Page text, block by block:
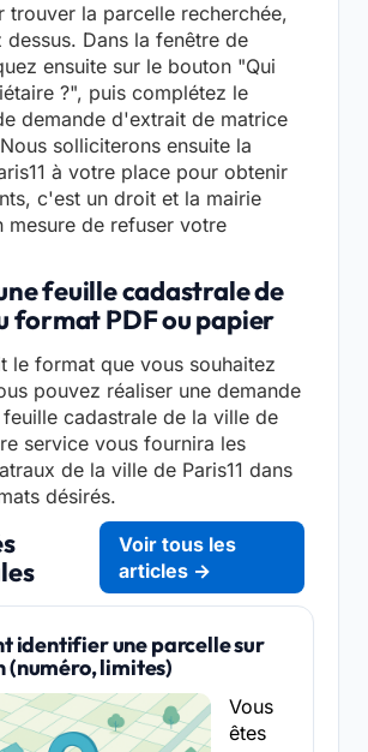
trouver la parcelle recherchée,
dessus. Dans la fenêtre de
ensuite sur le bouton "Qui
?", puis complétez le
demande d'extrait de matrice
solliciterons ensuite la
à votre place pour obtenir
c'est un droit et la mairie
mesure de refuser votre
feuille cadastrale de
format PDF ou papier
le format que vous souhaitez
pouvez réaliser une demande
cadastrale de la ville de
service vous fournira les
de la ville de Paris11 dans
désirés.
Voir tous les
articles →
identifier une parcelle sur
(numéro, limites)
Vous
êtes